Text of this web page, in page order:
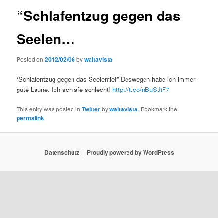
“Schlafentzug gegen das
Seelen…
Posted on2012/02/06bywaltavista
“Schlafentzug gegen das Seelentief” Deswegen habe ich immer
gute Laune. Ich schlafe schlecht! http://t.co/nBuSJiF7
This entry was posted inTwitterbywaltavista. Bookmark the
permalink.
Datenschutz Proudly powered by WordPress